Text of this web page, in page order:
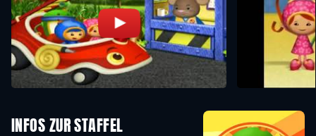
INFOS ZUR STAFFEL